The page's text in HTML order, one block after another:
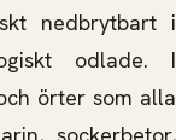
nedbrytbart i
odlade. I
örter som alla